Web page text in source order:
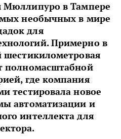
Мюллипуро в Тампере
необычных в мире
для
Примерно в
шестикилометровая
полномасштабной
где компания
тестировала новое
автоматизации и
интеллекта для